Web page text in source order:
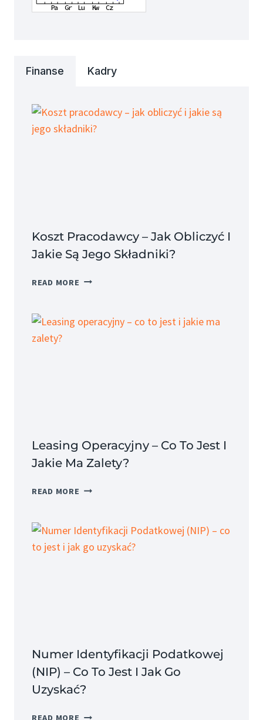
Finanse Kadry
Koszt Pracodawcy – Jak Obliczyć I
Jakie Są Jego Składniki?
READ MORE KOSZT
JAK
Leasing Operacyjny – Co To Jest I
Jakie Ma Zalety?
READ MORE LEASING
CO
JEST
Numer Identyfikacji Podatkowej
(NIP) – Co To Jest I Jak Go
Uzyskać?
READ MORE NUMER